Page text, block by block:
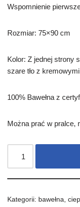
Wspomnienie
Rozmiar: 75×90 cm
Kolor: Z jednej strony
szare tło z
100% Bawełna z
Można prać w pralce,
Kategorii: bawełna,